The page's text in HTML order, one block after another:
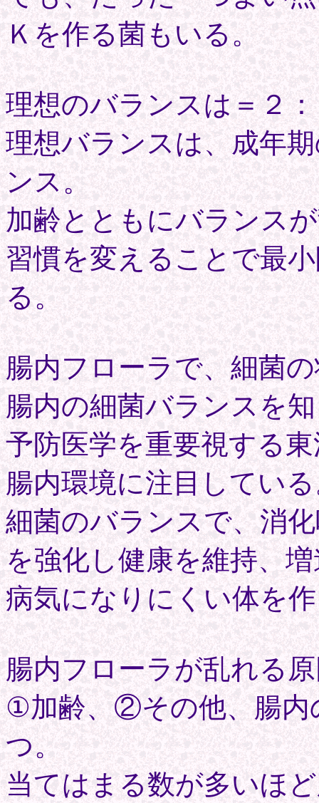
Ｋを作る菌もいる。
理想のバランスは＝２
理想バランスは、成年
ンス。
加齢とともにバランス
習慣を変えることで最
る。
腸内フローラで、細菌
腸内の細菌バランスを
予防医学を重要視する
腸内環境に注目してい
細菌のバランスで、消
を強化し健康を維持、
病気になりにくい体を
腸内フローラが乱れる
①加齢、②その他、腸内
つ。
当てはまる数が多いほ